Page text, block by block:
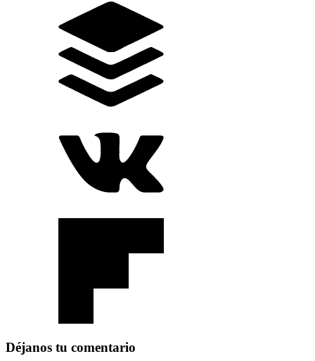
Déjanos tu comentario